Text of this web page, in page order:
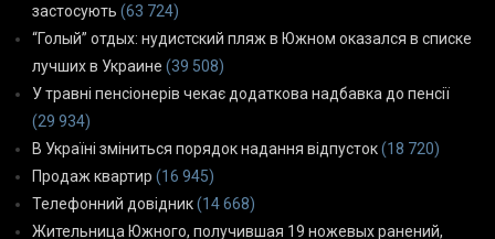
застосують (63 724)
“Голый” отдых: нудистский пляж в Южном оказался в списке
лучших в Украине (39 508)
У травні пенсіонерів чекає додаткова надбавка до пенсії
(29 934)
В Україні зміниться порядок надання відпусток(18 720)
Продаж квартир (16 945)
Телефонний довідник(14 668)
Жительница Южного, получившая 19 ножевых ранений,